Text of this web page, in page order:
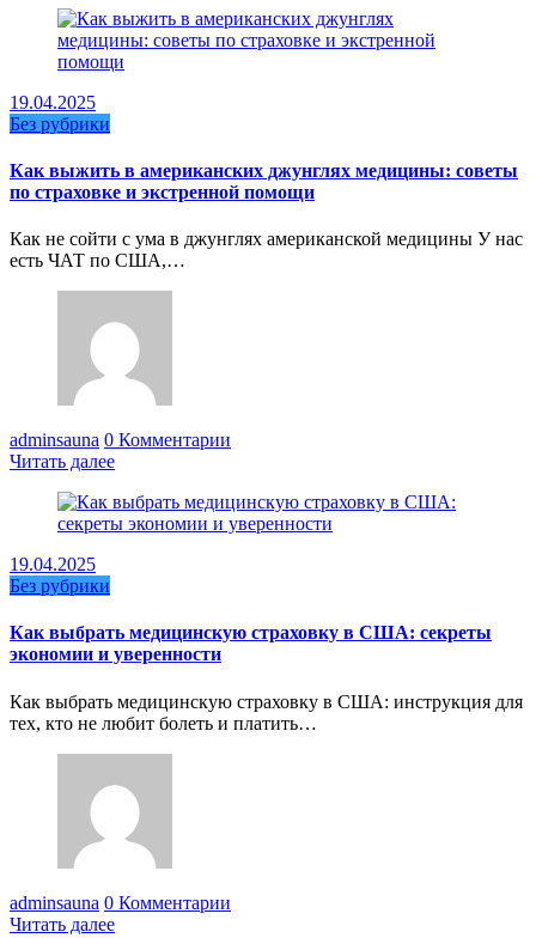
19.04.2025
Без рубрики
Как выжить в американских джунглях медицины: советы
по страховке и экстренной помощи
Как не сойти с ума в джунглях американской медицины У нас
есть ЧАТ по США,…
adminsauna 0 Комментарии
Читать далее
19.04.2025
Без рубрики
Как выбрать медицинскую страховку в США: секреты
экономии и уверенности
Как выбрать медицинскую страховку в США: инструкция для
тех, кто не любит болеть и платить…
adminsauna 0 Комментарии
Читать далее